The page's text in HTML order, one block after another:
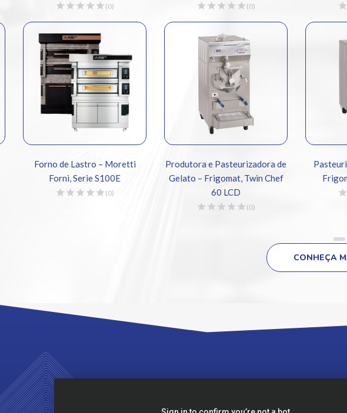
(0)
Forno de Lastro – Moretti
Forni, Serie S100E
(0)
(0)
Produtora e Pasteurizadora de
Gelato – Frigomat, Twin Chef
60 LCD
(0)
CONHEÇA